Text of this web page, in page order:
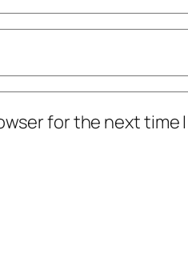
for the next time